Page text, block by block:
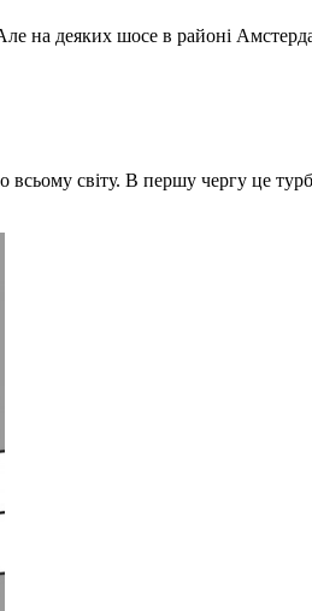
на деяких шосе в районі
всьому світу. В першу чергу це